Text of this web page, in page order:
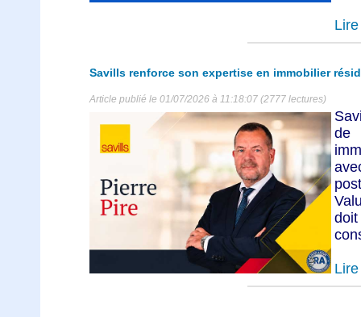
Savills renforce son expertise en immobilier
Article publié le 01/07/2026 à 11:18:07 (2777 lectures)
de